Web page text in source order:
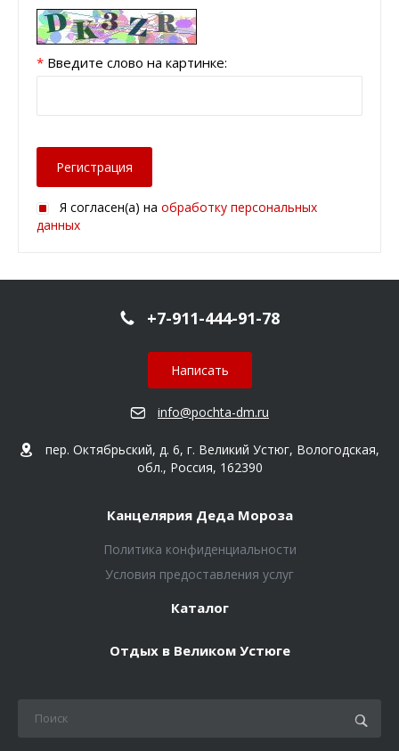
* Введите слово на картинке:
Я согласен(а) на обработку персональных
данных
+7-911-444-91-78
Написать
info@pochta-dm.ru
пер. Октябрьский, д. 6, г. Великий Устюг, Вологодская,
обл., Россия, 162390
Канцелярия Деда Мороза
Политика конфиденциальности
Условия предоставления услуг
Каталог
Отдых в Великом Устюге